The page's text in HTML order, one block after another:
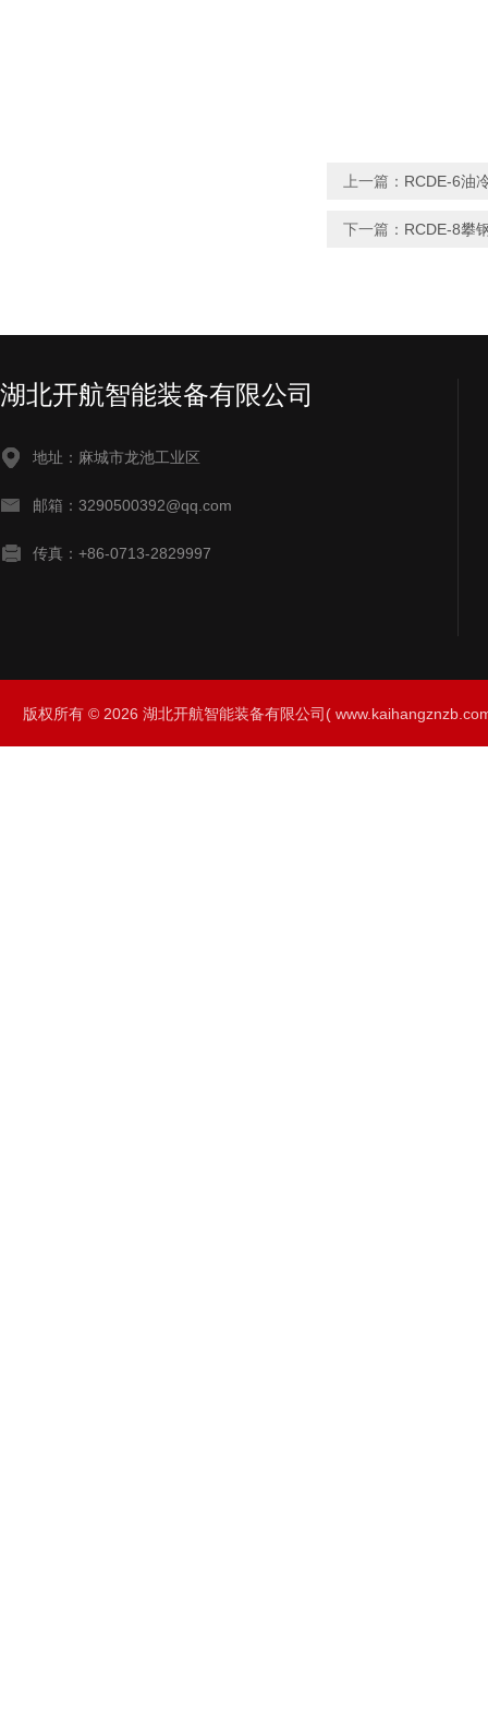
上一篇： RCDE-6油
下一篇： RCDE-8攀
湖北开航智能装备有限公司
地址：麻城市龙池工业区
邮箱：3290500392@qq.com
传真：+86-0713-2829997
版权所有 © 2026 湖北开航智能装备有限公司(